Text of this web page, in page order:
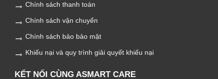
Chính sách thanh toán
Chính sách vận chuyển
Chính sách bảo bảo mật
Khiếu nại và quy trình giải quyết khiếu nại
KẾT NỐI CÙNG ASMART CARE